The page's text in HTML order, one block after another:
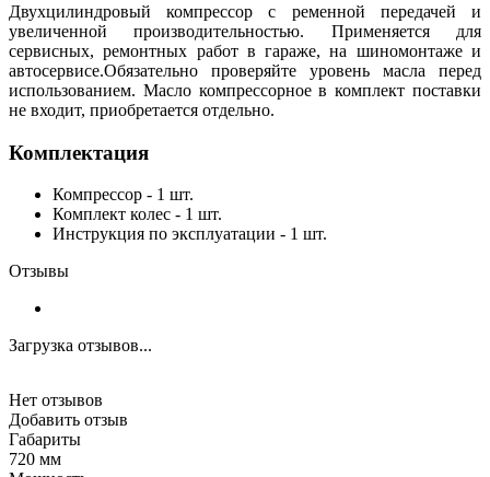
Двухцилиндровый компрессор с ременной передачей и
увеличенной производительностью. Применяется для
сервисных, ремонтных работ в гараже, на шиномонтаже и
автосервисе.Обязательно проверяйте уровень масла перед
использованием. Масло компрессорное в комплект поставки
не входит, приобретается отдельно.
Комплектация
Компрессор - 1 шт.
Комплект колес - 1 шт.
Инструкция по эксплуатации - 1 шт.
Отзывы
Загрузка отзывов...
Нет отзывов
Добавить отзыв
Габариты
720 мм